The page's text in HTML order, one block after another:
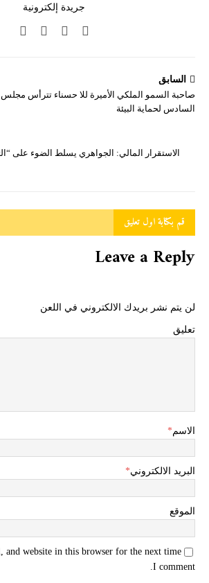
جريدة إلكترونية
السابق
صاحبة السمو الملكي الأميرة للا حسناء تترأس
السادس لحماية البيئة
الاستقرار المالي: الجواهري يسلط الضوء على
قم بكتابة اول تعليق
Leave a Reply
لن يتم نشر بريدك الالكتروني في اللعن
تعليق
الاسم*
البريد الالكتروني*
الموقع
and website in this browser for the next time
I comment.